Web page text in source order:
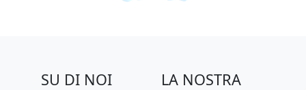
SU DI NOI
LA NOSTRA